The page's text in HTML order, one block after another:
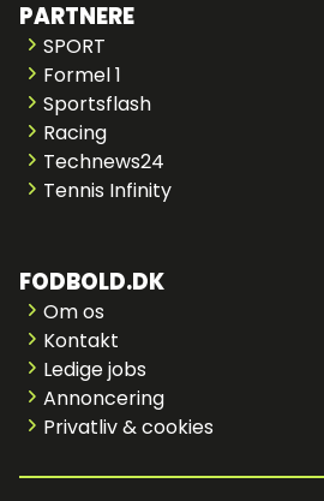
PARTNERE
SPORT
Formel 1
Sportsflash
Racing
Technews24
Tennis Infinity
FODBOLD.DK
Om os
Kontakt
Ledige jobs
Annoncering
Privatliv & cookies